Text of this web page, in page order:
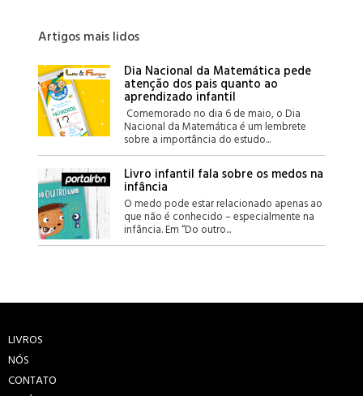
Artigos mais lidos
Dia Nacional da Matemática pede
atenção dos pais quanto ao
aprendizado infantil
Comemorado no dia 6 de maio, o Dia
Nacional da Matemática é um lembrete
sobre a importância do estudo...
Livro infantil fala sobre os medos na
infância
O medo pode estar relacionado apenas ao
que não é conhecido – especialmente na
infância. Em “Do outro...
LIVROS
NÓS
CONTATO